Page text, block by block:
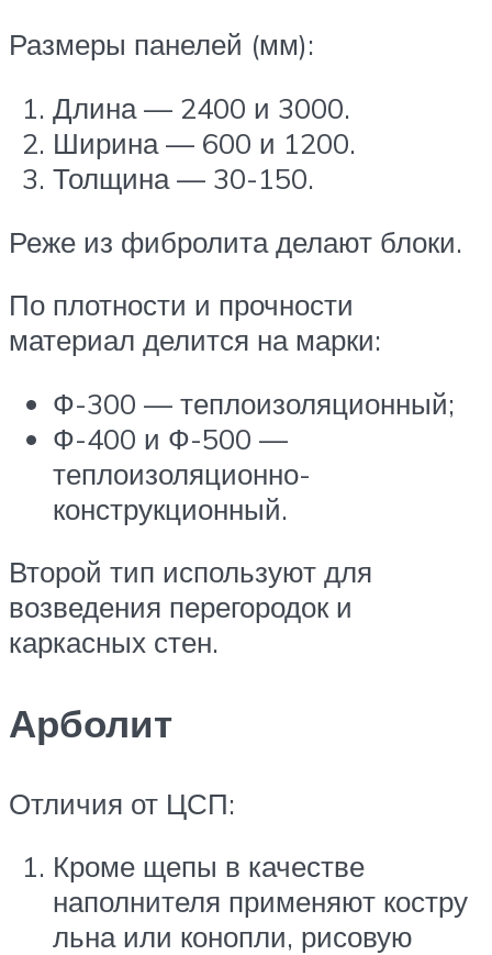
Размеры панелей (мм):
Длина — 2400 и 3000.
Ширина — 600 и 1200.
Толщина — 30-150.
Реже из фибролита делают блоки.
По плотности и прочности
материал делится на марки:
Ф-300 — теплоизоляционный;
Ф-400 и Ф-500 —
теплоизоляционно-
конструкционный.
Второй тип используют для
возведения перегородок и
каркасных стен.
Арболит
Отличия от ЦСП:
Кроме щепы в качестве
наполнителя применяют костру
льна или конопли, рисовую